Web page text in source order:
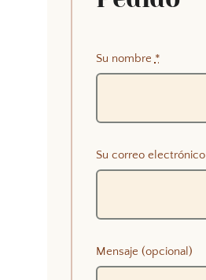
Su nombre *
Su correo electrónico
Mensaje (opcional)